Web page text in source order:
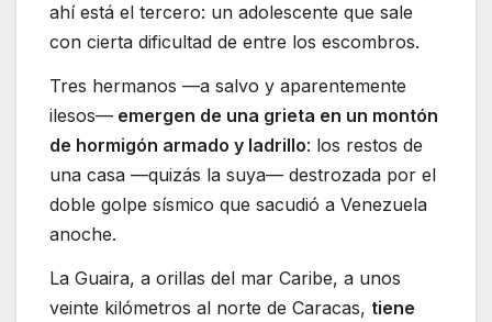
ahí está el tercero: un adolescente que sale
con cierta dificultad de entre los escombros.
Tres hermanos —a salvo y aparentemente
ilesos— emergen de una grieta en un montón
de hormigón armado y ladrillo: los restos de
una casa —quizás la suya— destrozada por el
doble golpe sísmico que sacudió a Venezuela
anoche.
La Guaira, a orillas del mar Caribe, a unos
veinte kilómetros al norte de Caracas, tiene